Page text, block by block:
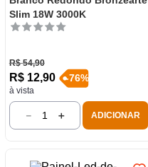
Slim 18W 3000K
R$ 54,90
R$ 12,90
à vista
-76%
＋
－ ADICIONAR